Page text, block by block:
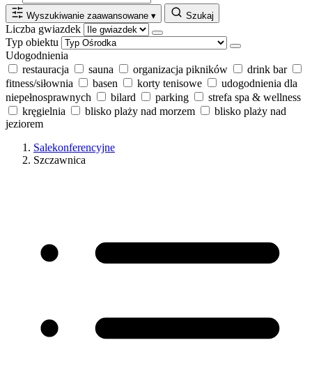
Wyszukiwanie zaawansowane ▾ Szukaj
Liczba gwiazdek
Typ obiektu
Udogodnienia
restauracja
sauna organizacja pikników
drink bar
fitness/siłownia
basen korty tenisowe
udogodnienia dla
niepełnosprawnych
bilard parking
strefa spa & wellness
kręgielnia
blisko plaży nad morzem
blisko plaży nad
jeziorem
Salekonferencyjne
Szczawnica